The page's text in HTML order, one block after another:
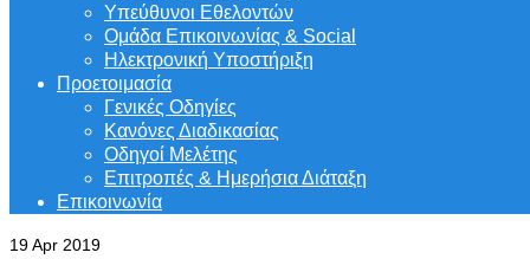
Υπεύθυνοι Εθελοντών
Ομάδα Επικοινωνίας & Social
Ηλεκτρονική Υποστήριξη
Προετοιμασία
Γενικές Οδηγίες
Κανόνες Διαδικασίας
Οδηγοί Μελέτης
Επιτροπές & Ημερήσια Διάταξη
Επικοινωνία
19Apr 2019